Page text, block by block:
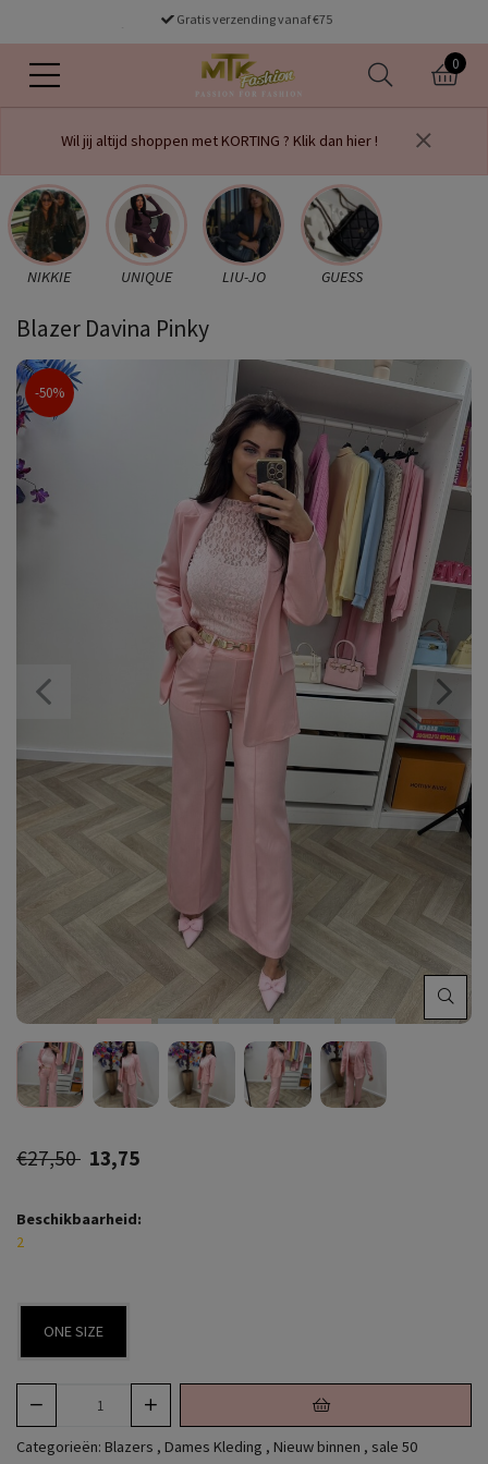
Gratis verzending vanaf €75
0
Wil jij altijd shoppen met KORTING ? Klik dan hier !
NIKKIE UNIQUE LIU-JO GUESS
Blazer Davina Pinky
-50%
€27,50 13,75
Beschikbaarheid:
2
ONE SIZE
Categorieën: Blazers , Dames Kleding , Nieuw binnen , sale 50